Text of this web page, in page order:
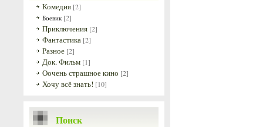
Комедия [2]
Боевик [2]
Приключения [2]
Фантастика [2]
Разное [2]
Док. Фильм [1]
Оочень страшное кино [2]
Хочу всё знать! [10]
Поиск